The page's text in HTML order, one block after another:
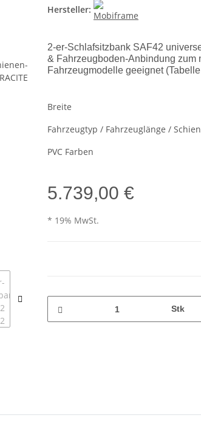
Hersteller:
2-er-Schlafsitzbank SAF42
& Fahrzeugboden-Anbindung zum
Fahrzeugmodelle geeignet
Breite
Fahrzeugtyp / Fahrzeuglänge /
PVC Farben
5.739,00 €
* 19% MwSt.
Stk